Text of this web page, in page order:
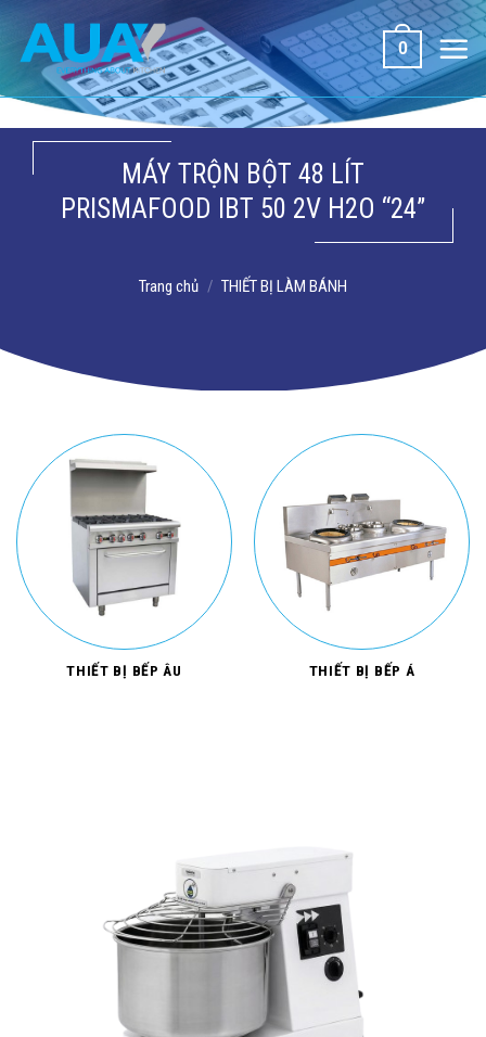
dung
0
MÁY TRỘN BỘT 48 LÍT
PRISMAFOOD IBT 50 2V H2O “24”
Trang chủ / THIẾT BỊ LÀM BÁNH
THIẾT BỊ BẾP ÂU THIẾT BỊ BẾP Á